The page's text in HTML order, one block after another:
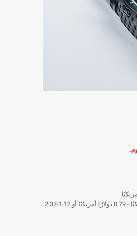
تبلغ تكلفة التنشيط في شبكة Thuraya 26 دولارًا أمريكيًا ، والاشتراك الشهري 16-35 دولارًا أمريكيًا ، ودقيقة الاتصال 0.68 دولارًا أمريكيًا - 0.79 دولارًا أمريكيًا أو 1.12-2.37